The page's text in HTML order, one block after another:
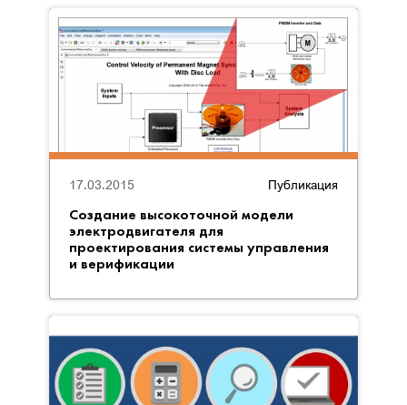
Публикация
Создание высокоточной модели
электродвигателя для
проектирования системы управления
и верификации
17.03.2015